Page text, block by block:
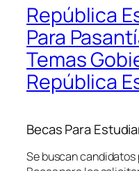
República
Para
Temas
República
Becas Para
Se buscan